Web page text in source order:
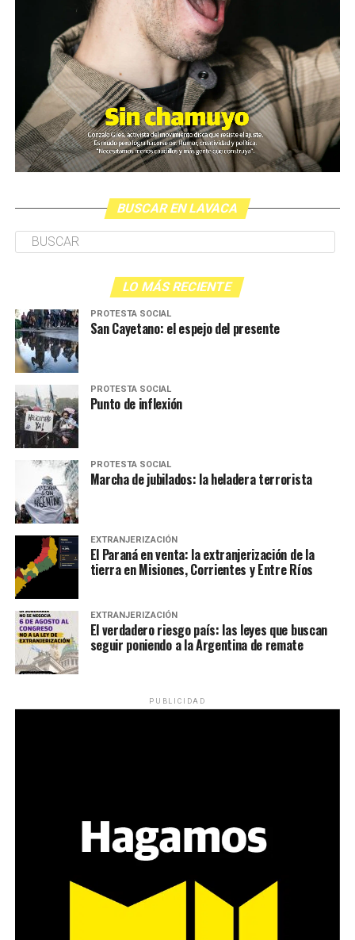
BUSCAR EN LAVACA
LO MÁS RECIENTE
PROTESTA SOCIAL
San Cayetano: el espejo del presente
PROTESTA SOCIAL
Punto de inflexión
PROTESTA SOCIAL
Marcha de jubilados: la heladera terrorista
EXTRANJERIZACIÓN
El Paraná en venta: la extranjerización de la
tierra en Misiones, Corrientes y Entre Ríos
EXTRANJERIZACIÓN
El verdadero riesgo país: las leyes que buscan
seguir poniendo a la Argentina de remate
PUBLICIDAD